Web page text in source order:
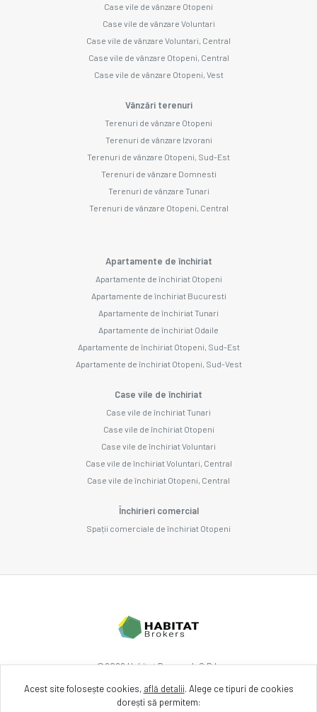
Case vile de vânzare Otopeni
Case vile de vânzare Voluntari
Case vile de vânzare Voluntari, Central
Case vile de vânzare Otopeni, Central
Case vile de vânzare Otopeni, Vest
Vânzări terenuri
Terenuri de vânzare Otopeni
Terenuri de vânzare Izvorani
Terenuri de vânzare Otopeni, Sud-Est
Terenuri de vânzare Domnesti
Terenuri de vânzare Tunari
Terenuri de vânzare Otopeni, Central
Apartamente de închiriat
Apartamente de închiriat Otopeni
Apartamente de închiriat Bucuresti
Apartamente de închiriat Tunari
Apartamente de închiriat Odaile
Apartamente de închiriat Otopeni, Sud-Est
Apartamente de închiriat Otopeni, Sud-Vest
Case vile de închiriat
Case vile de închiriat Tunari
Case vile de închiriat Otopeni
Case vile de închiriat Voluntari
Case vile de închiriat Voluntari, Central
Case vile de închiriat Otopeni, Central
Închirieri comercial
Spații comerciale de închiriat Otopeni
©2026Habitat Research S.R.L.
Site creat în
Acest site folosește cookies, află detalii. Alege ce tipuri de cookies
dorești să permitem: